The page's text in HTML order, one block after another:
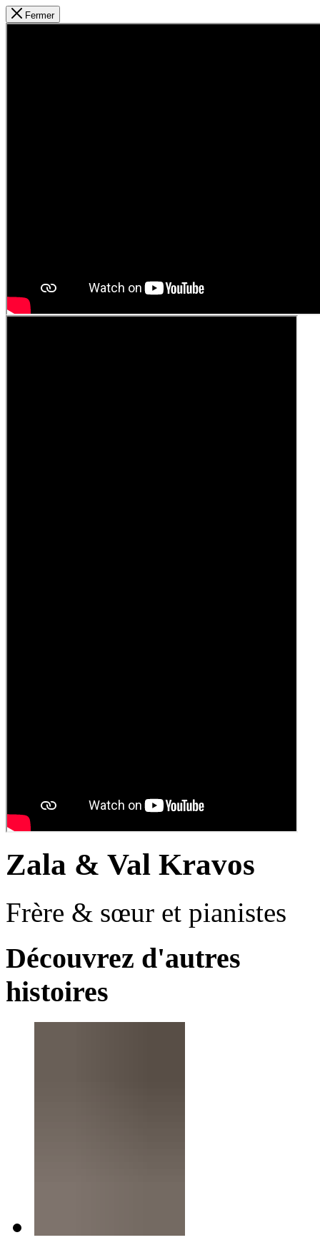
Fermer
Zala & Val Kravos
Frère & sœur et pianistes
Découvrez d'autres
histoires